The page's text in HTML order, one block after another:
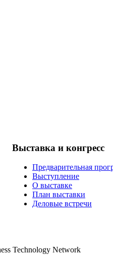
Выставка и конгресс
Предварительная
Выступление
О выставке
План выставки
Деловые встречи
Technology Network